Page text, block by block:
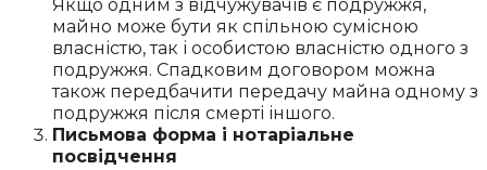
Якщо одним з відчужувачів є подружжя,
майно може бути як спільною сумісною
власністю, так і особистою власністю одного з
подружжя. Спадковим договором можна
також передбачити передачу майна одному з
подружжя після смерті іншого.
Письмова форма і нотаріальне
посвідчення